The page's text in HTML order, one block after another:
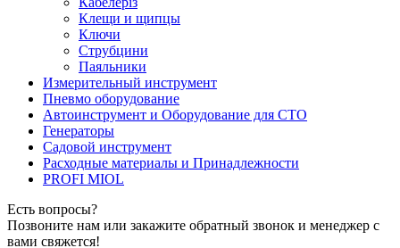
Клещи и щипцы
Ключи
Струбцини
Паяльники
Измерительный инструмент
Пневмо оборудование
Автоинструмент и Оборудование для СТО
Генераторы
Садовой инструмент
Расходные материалы и Принадлежности
PROFI MIOL
Есть вопросы?
Позвоните нам или закажите обратный звонок и менеджер с
вами свяжется!